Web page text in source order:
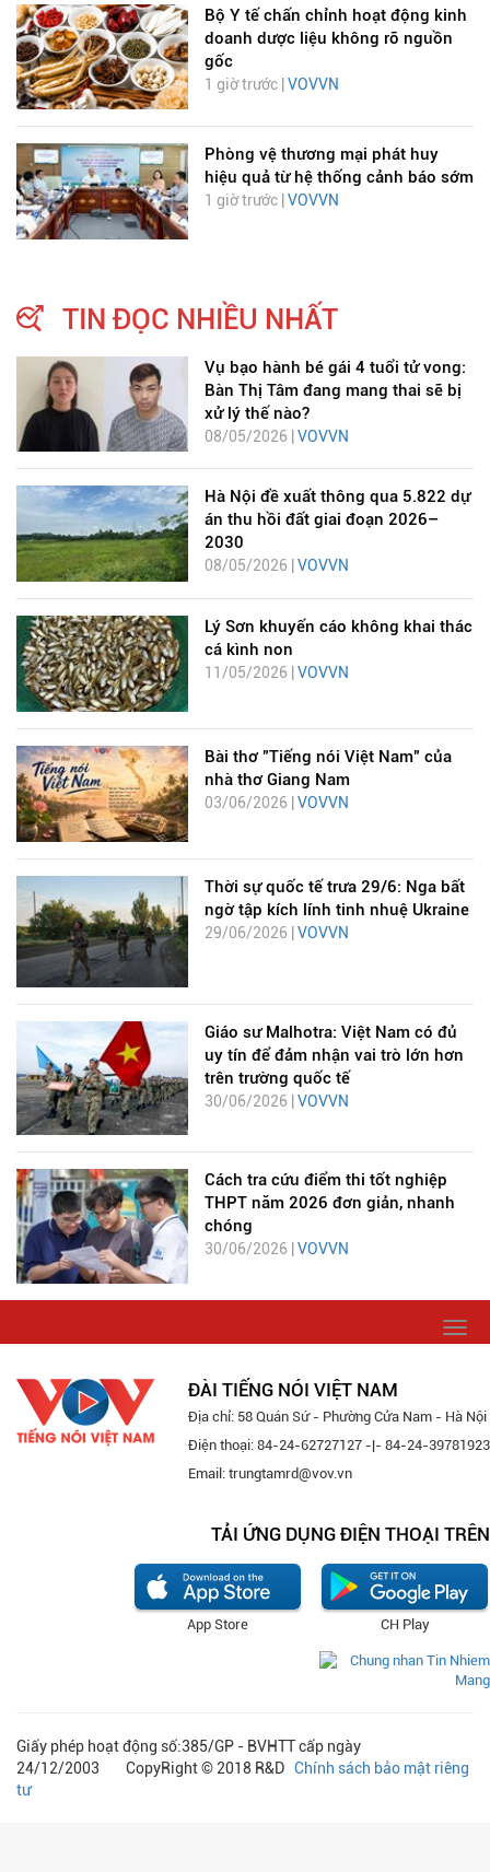
Bộ Y tế chấn chỉnh hoạt động kinh
doanh dược liệu không rõ nguồn
gốc
1 giờ trước | VOVVN
Phòng vệ thương mại phát huy
hiệu quả từ hệ thống cảnh báo sớm
1 giờ trước | VOVVN
TIN ĐỌC NHIỀU NHẤT
Vụ bạo hành bé gái 4 tuổi tử vong:
Bàn Thị Tâm đang mang thai sẽ bị
xử lý thế nào?
08/05/2026 | VOVVN
Hà Nội đề xuất thông qua 5.822 dự
án thu hồi đất giai đoạn 2026–
2030
08/05/2026 | VOVVN
Lý Sơn khuyến cáo không khai thác
cá kình non
11/05/2026 | VOVVN
Bài thơ "Tiếng nói Việt Nam" của
nhà thơ Giang Nam
03/06/2026 | VOVVN
Thời sự quốc tế trưa 29/6: Nga bất
ngờ tập kích lính tinh nhuệ Ukraine
29/06/2026 |VOVVN
Giáo sư Malhotra: Việt Nam có đủ
uy tín để đảm nhận vai trò lớn hơn
trên trường quốc tế
30/06/2026 | VOVVN
Cách tra cứu điểm thi tốt nghiệp
THPT năm 2026 đơn giản, nhanh
chóng
30/06/2026 | VOVVN
ĐÀI TIẾNG NÓI VIỆT NAM
Địa chỉ: 58 Quán Sứ - Phường Cửa Nam - Hà Nội
Điện thoại: 84-24-62727127 -|- 84-24-39781923
Email: trungtamrd@vov.vn
TẢI ỨNG DỤNG ĐIỆN THOẠI TRÊN
CH Play
App Store
Giấy phép hoạt động số:385/GP - BVHTT cấp ngày
24/12/2003 CopyRight © 2018 R&D Chính sách bảo mật riêng
tư